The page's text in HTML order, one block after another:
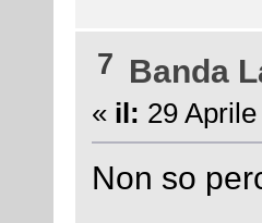
7 Banda
« il: 29
Non so